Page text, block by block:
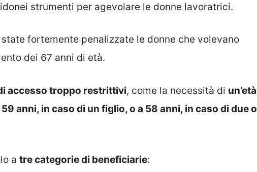
strumenti per agevolare le donne lavoratrici.
fortemente penalizzate le donne che volevano
dei 67 anni di età.
accesso troppo restrittivi, come la necessità di un’età
anni, in caso di un figlio, o a 58 anni, in caso di due o
a tre categorie di beneficiarie: